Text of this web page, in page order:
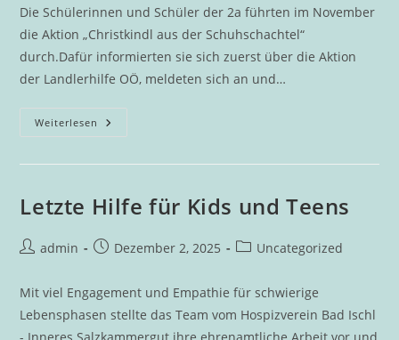
Die Schülerinnen und Schüler der 2a führten im November
die Aktion „Christkindl aus der Schuhschachtel“
durch.Dafür informierten sie sich zuerst über die Aktion
der Landlerhilfe OÖ, meldeten sich an und…
Weiterlesen Christkindl
Aus
Letzte Hilfe für Kids und Teens
Beitrags-
admin
BeitragDezember 2, 2025
Beitrags-
Uncategorized
Mit viel Engagement und Empathie für schwierige
Lebensphasen stellte das Team vom Hospizverein Bad Ischl
- Inneres Salzkammergut ihre ehrenamtliche Arbeit vor und